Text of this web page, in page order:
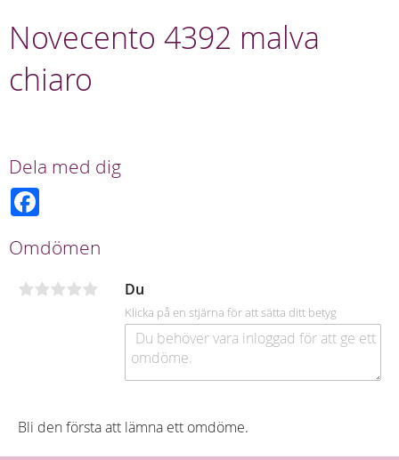
Novecento 4392 malva
chiaro
Dela med dig
b
o
k
Omdömen
Du
Klicka på en stjärna för att sätta ditt betyg
Bli den första att lämna ett omdöme.